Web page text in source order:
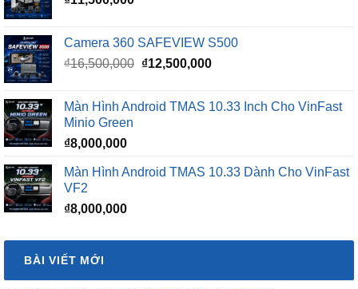
Camera 360 SAFEVIEW S500
₫16,500,000 Giá
₫16,500,000.
₫12,500,000Giá
là:
Màn Hình Android TMAS 10.33 Inch Cho VinFast
Minio Green
₫8,000,000
Màn Hình Android TMAS 10.33 Dành Cho VinFast
VF2
₫8,000,000
BÀI VIẾT MỚI